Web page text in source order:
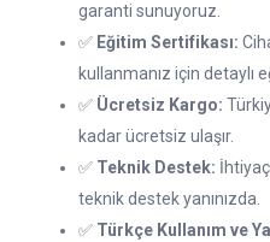
garanti sunuyoruz.
✅ Eğitim Sertifikası:
kullanmanız için detaylı
✅ Ücretsiz Kargo:
kadar ücretsiz ulaşır.
✅ Teknik Destek:
teknik destek yanınızda.
✅ Türkçe Kullanım ve